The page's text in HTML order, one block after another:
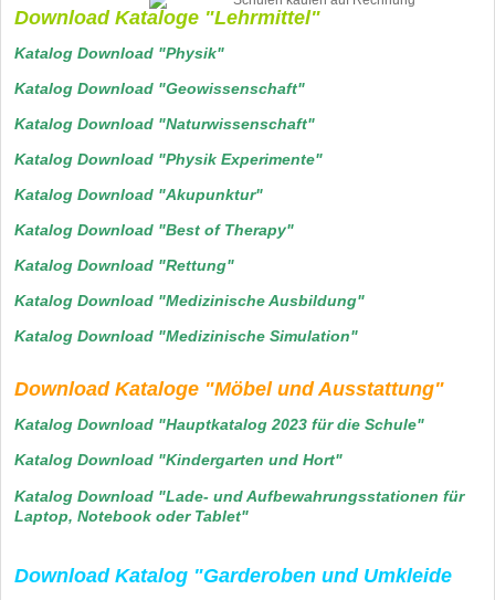
Download Kataloge "Lehrmittel"
Katalog Download "Physik"
Katalog Download "Geowissenschaft"
Katalog Download "Naturwissenschaft"
Katalog Download "Physik Experimente"
Katalog Download "Akupunktur"
Katalog Download "Best of Therapy"
Katalog Download "Rettung"
Katalog Download "Medizinische Ausbildung"
Katalog Download "Medizinische Simulation"
Download Kataloge "Möbel und Ausstattung"
Katalog Download "Hauptkatalog 2023 für die Schule"
Katalog Download "Kindergarten und Hort"
Katalog Download "Lade- und Aufbewahrungsstationen für
Laptop, Notebook oder Tablet"
Download Katalog "Garderoben und Umkleide